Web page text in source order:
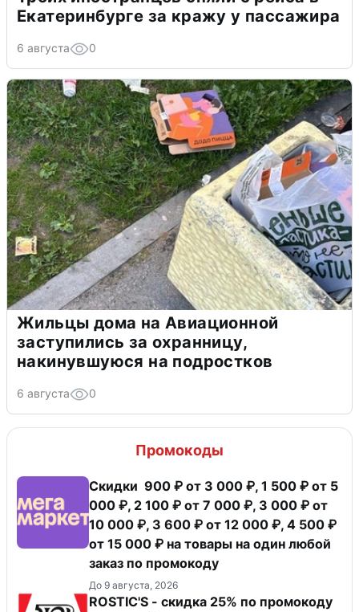
Екатеринбурге за кражу у пассажира
6 августа 0
Жильцы дома на Авиационной
заступились за охранницу,
накинувшуюся на подростков
6 августа 0
Промокоды
Скидки 900 ₽ от 3 000 ₽, 1 500 ₽ от 5
000 ₽, 2 100 ₽ от 7 000 ₽, 3 000 ₽ от
10 000 ₽, 3 600 ₽ от 12 000 ₽, 4 500 ₽
от 15 000 ₽ на товары на один любой
заказ по промокоду
До 9 августа, 2026
ROSTIC'S - скидка 25% по промокоду